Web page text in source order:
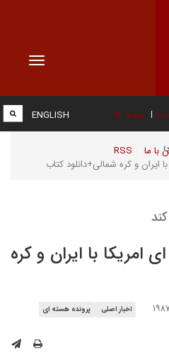
Toggle
پیوند ها
با ما RSS
ENGLISH
و کره شمالی+دانلود کتاب
با ایران و کره
اخبار اصلی
پرونده هسته ای